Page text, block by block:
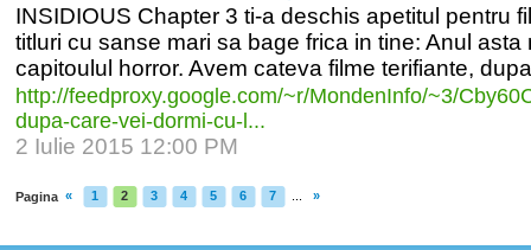
INSIDIOUS Chapter 3 ti-a deschis apetitul pentru
titluri cu sanse mari sa bage frica in tine: Anul asta
capitoulul horror. Avem cateva filme terifiante,
http://feedproxy.google.com/~r/MondenInfo/~3/
dupa-care-vei-dormi-cu- l...
2 Iulie 2015 12:00 PM
Pagina « 1 2 3 4 5 6 7 »